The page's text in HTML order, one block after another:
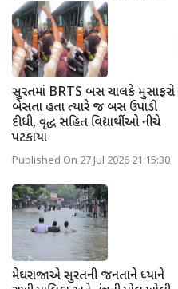
સુરતમાં BRTS બસ ચાલકે મુસાફરો
બેસતા હતા ત્યારે જ બસ ઉપાડી
દીધી, વૃદ્ધ સહિત વિદ્યાર્થીઓ નીચે
પટકાયા
Published On 27 Jul 2026 21:15:30
મેઘરાજાએ સુરતની જનતાને ધ્યાને